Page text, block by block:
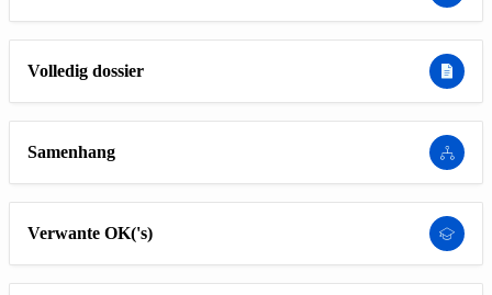
Volledig dossier
Samenhang
Verwante OK('s)